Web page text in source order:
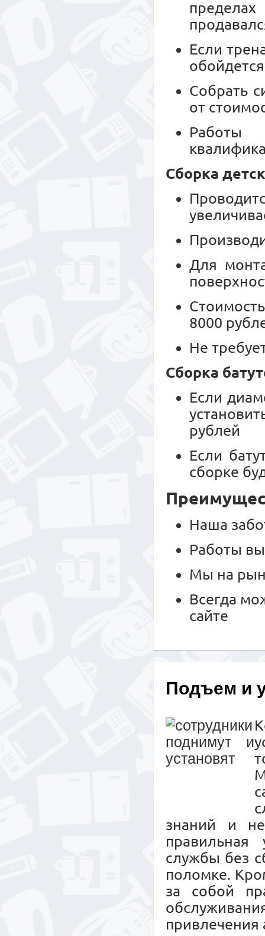
Если
Собрать
от
Работы
Сборка
Для
8000
Не
Сборка
Если
рублей
Если
сборке
Наша
Работы
Мы на
Всегда
сайте
Подъем и
знаний и
правильная
службы без
поломке.
за собой
привлечения